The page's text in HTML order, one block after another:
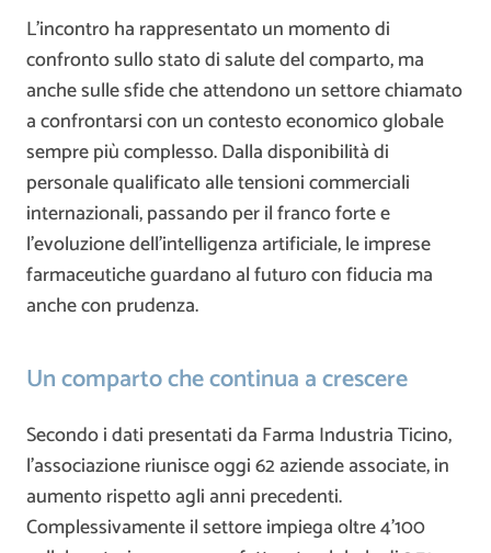
L’incontro ha rappresentato un momento di
confronto sullo stato di salute del comparto, ma
anche sulle sfide che attendono un settore chiamato
a confrontarsi con un contesto economico globale
sempre più complesso. Dalla disponibilità di
personale qualificato alle tensioni commerciali
internazionali, passando per il franco forte e
l’evoluzione dell’intelligenza artificiale, le imprese
farmaceutiche guardano al futuro con fiducia ma
anche con prudenza.
Un comparto che continua a crescere
Secondo i dati presentati da Farma Industria Ticino,
l’associazione riunisce oggi 62 aziende associate, in
aumento rispetto agli anni precedenti.
Complessivamente il settore impiega oltre 4’100